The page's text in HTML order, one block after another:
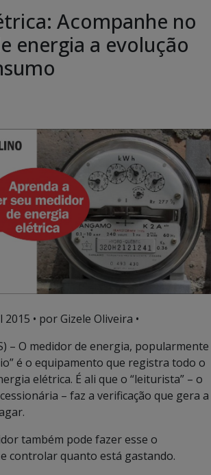
Acompanhe no
energia a evolução
2015 • por Gizele Oliveira •
– O medidor de energia, popularmente
é o equipamento que registra todo o
elétrica. É ali que o “leiturista” – o
– faz a verificação que gera a
também pode fazer esse o
controlar quanto está gastando.